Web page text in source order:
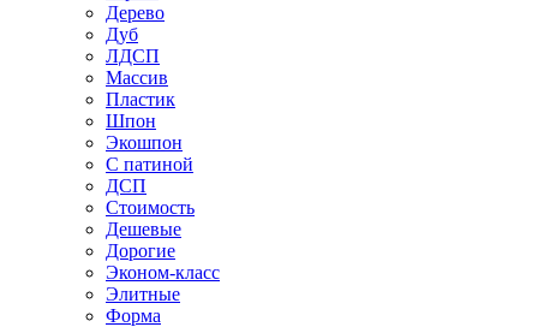
Дерево
Дуб
ЛДСП
Массив
Пластик
Шпон
Экошпон
С патиной
ДСП
Стоимость
Дешевые
Дорогие
Эконом-класс
Элитные
Форма